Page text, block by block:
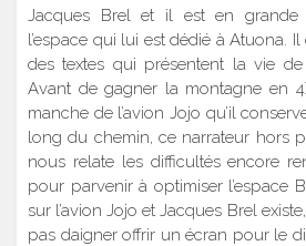
Jacques Brel et il est en grande
l’espace qui lui est dédié à Atuona. Il
des textes qui présentent la vie de
Avant de gagner la montagne en
manche de l’avion Jojo qu’il
long du chemin, ce narrateur hors
nous relate les difficultés encore
pour parvenir à optimiser l’espace
sur l’avion Jojo et Jacques Brel
pas daigner offrir un écran pour le